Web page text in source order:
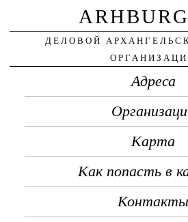
ДЕЛОВОЙ
Адреса
Карта
Как попасть в
Контакты